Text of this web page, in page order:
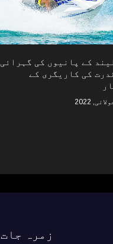
کے پانیوں کی گہرائی
کی کاریگری کے
زمرہ جات